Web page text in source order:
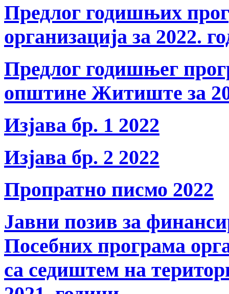
Предлог годишњих
организација за 2022.
Предлог годишњег
општине Житиште за
Изјава бр. 1 2022
Изјава бр. 2 2022
Пропратно писмо 2022
Јавни позив за
Посебних програма
са седиштем на